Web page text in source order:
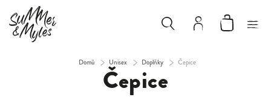
Domů / Unisex / Doplňky / Čepice
Čepice